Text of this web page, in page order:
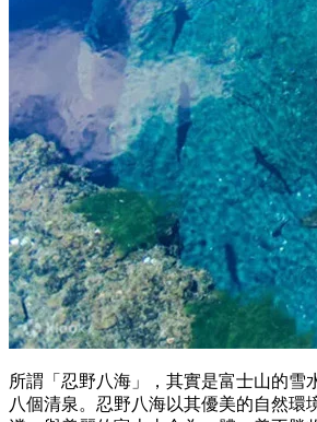
所謂「忍野八海」，其實是富士山的雪
八個清泉。忍野八海以其優美的自然環